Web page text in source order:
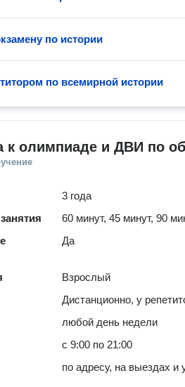
по истории
по всемирной истории
к олимпиаде и ДВИ по
3 года
60 минут, 45 минут, 90
Да
Взрослый
Дистанционно, у
любой день недели
с 9:00 по 21:00
по адресу, на выездах и